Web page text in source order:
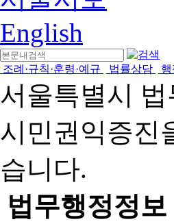
English
조례·규칙·훈령·예규 법률상담
서울특별시
시민권익증진
습니다.
법무행정정보